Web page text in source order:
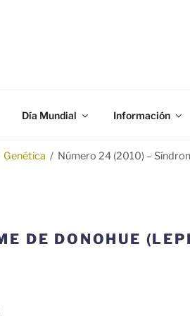
Día Mundial Información
Genética / Número 24 (2010) –
DE DONOHUE